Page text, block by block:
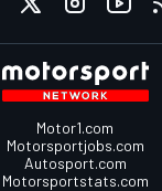
Motor1.com
Motorsportjobs.com
Autosport.com
Motorsportstats.com